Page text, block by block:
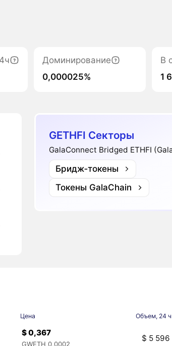
Доминирование
0,000025%
В
1
GETHFI Секторы
GalaConnect Bridged ETHFI
Бридж‑токены
Токены GalaChain
Цена Объем, 24 ч
$ 0,367
GWETH 0,0002
$ 5 596